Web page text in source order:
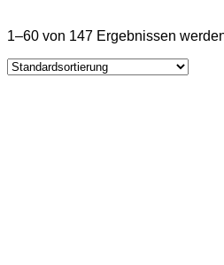
1–60 von 147 Ergebnissen